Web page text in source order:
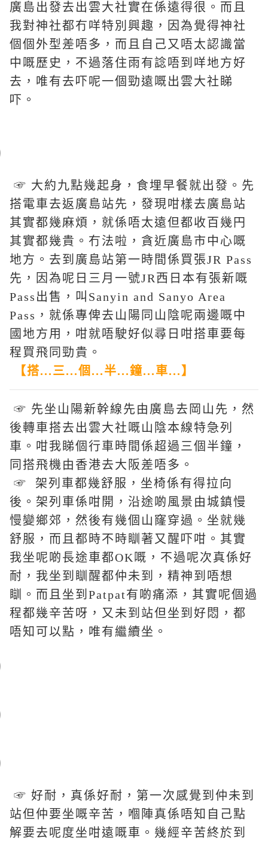
廣島出發去出雲大社實在係遠得很。而且
我對神社都冇咩特別興趣，因為覺得神社
個個外型差唔多，而且自己又唔太認識當
中嘅歷史，不過落住雨有諗唔到咩地方好
去，唯有去吓呢一個勁遠嘅出雲大社睇
吓。
☞ 大約九點幾起身，食埋早餐就出發。先
搭電車去返廣島站先，發現咁樣去廣島站
其實都幾麻煩，就係唔太遠但都收百幾円
其實都幾貴。冇法啦，貪近廣島市中心嘅
地方。去到廣島站第一時間係買張JR Pass
先，因為呢日三月一號JR西日本有張新嘅
Pass出售，叫Sanyin and Sanyo Area
Pass，就係專俾去山陽同山陰呢兩邊嘅中
國地方用，咁就唔駛好似尋日咁搭車要每
程買飛同勁貴。
【搭...三...個...半...鐘...車...】
☞ 先坐山陽新幹線先由廣島去岡山先，然
後轉車搭去出雲大社嘅山陰本線特急列
車。咁我睇個行車時間係超過三個半鐘，
同搭飛機由香港去大阪差唔多。
☞ 架列車都幾舒服，坐椅係有得拉向
後。架列車係咁開，沿途啲風景由城鎮慢
慢變鄉郊，然後有幾個山窿穿過。坐就幾
舒服，而且都時不時瞓著又醒吓咁。其實
我坐呢啲長途車都OK嘅，不過呢次真係好
耐，我坐到瞓醒都仲未到，精神到唔想
瞓。而且坐到Patpat有啲痛添，其實呢個過
程都幾辛苦呀，又未到站但坐到好悶，都
唔知可以點，唯有繼續坐。
☞ 好耐，真係好耐，第一次感覺到仲未到
站但仲要坐嘅辛苦，嗰陣真係唔知自己點
解要去呢度坐咁遠嘅車。幾經辛苦終於到